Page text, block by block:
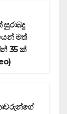
මත්
35 ක්